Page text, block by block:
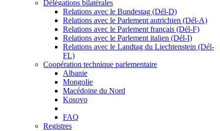
Délégations bilatérales
Relations avec le Bundestag (Dél-D)
Relations avec le Parlement autrichien (Dél-A)
Relations avec le Parlement français (Dél-F)
Relations avec le Parlement italien (Dél-I)
Relations avec le Landtag du Liechtenstein (Dél-
FL)
Coopération technique parlementaire
Albanie
Mongolie
Macédoine du Nord
Kosovo
FAQ
Registres